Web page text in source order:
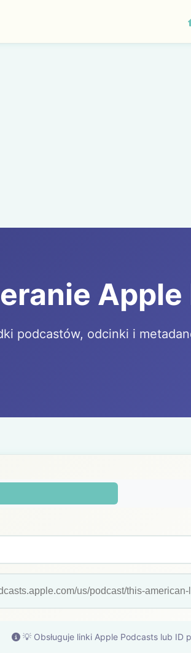
podcastów, odcinki i
💡 Obsługuje linki Apple Podcasts lub ID